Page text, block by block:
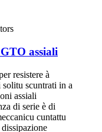
assiali
resistere à
scuntrati in a
assiali
di serie è di
cuntattu